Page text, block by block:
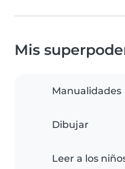
Mis
Manualidades
Dibujar
Leer a los